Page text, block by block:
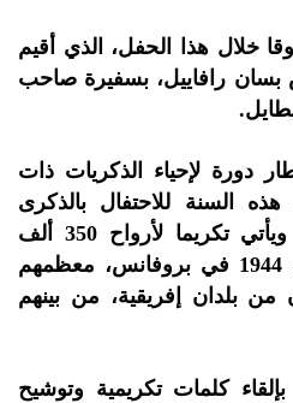
خلال هذا الحفل، الذي أقيم
بسان رافاييل، بسفيرة صاحب
دورة لإحياء الذكريات ذات
السنة للاحتفال بالذكرى
الثمانين لعمليات الإنزال. ويأتي تكريما لأرواح 350 ألف
جندي نزلوا في 15 غشت 1944 في بروفانس، معظمهم
بلدان إفريقية، من بينهم
كلمات تكريمية وتوشيح